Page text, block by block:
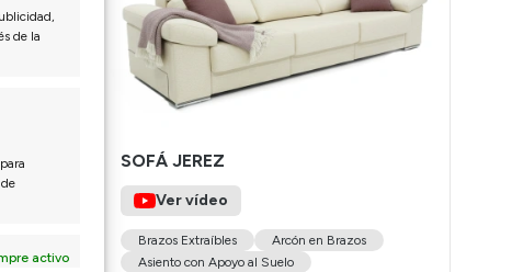
de la
activo
SOFÁ JEREZ
Ver vídeo
Brazos Extraíbles
Arcón en Brazos
Asiento con Apoyo al Suelo